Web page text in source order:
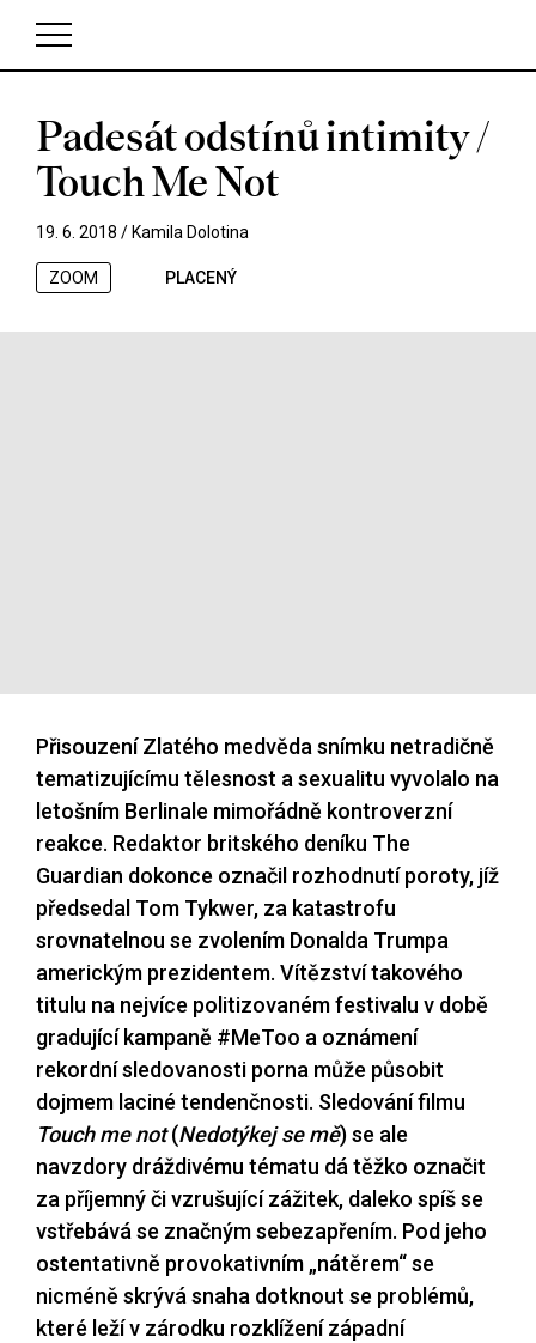
V košíku zatím nemáte žádné položky.
Padesát odstínů intimity /
Touch Me Not
19. 6. 2018 / Kamila Dolotina
ZOOM PLACENÝ
Přisouzení Zlatého medvěda snímku netradičně
tematizujícímu tělesnost a sexualitu vyvolalo na
letošním Berlinale mimořádně kontroverzní
reakce. Redaktor britského deníku The
Guardian dokonce označil rozhodnutí poroty, jíž
předsedal Tom Tykwer, za katastrofu
srovnatelnou se zvolením Donalda Trumpa
americkým prezidentem. Vítězství takového
titulu na nejvíce politizovaném festivalu v době
gradující kampaně #MeToo a oznámení
rekordní sledovanosti porna může působit
dojmem laciné tendenčnosti. Sledování filmu
Touch me not(Nedotýkej se mě) se ale
navzdory dráždivému tématu dá těžko označit
za příjemný či vzrušující zážitek, daleko spíš se
vstřebává se značným sebezapřením. Pod jeho
ostentativně provokativním „nátěrem“ se
nicméně skrývá snaha dotknout se problémů,
které leží v zárodku rozklížení západní